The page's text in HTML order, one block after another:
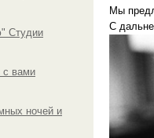
Студии
с вами
ночей и
Мы
С